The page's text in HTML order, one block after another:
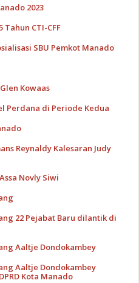
2023
CTI-CFF
SBU Pemkot Manado
Kowaas
Perdana di Periode Kedua
Reynaldy Kalesaran Judy
Novly Siwi
22 Pejabat Baru dilantik di
Aaltje Dondokambey
Aaltje Dondokambey
Kota Manado